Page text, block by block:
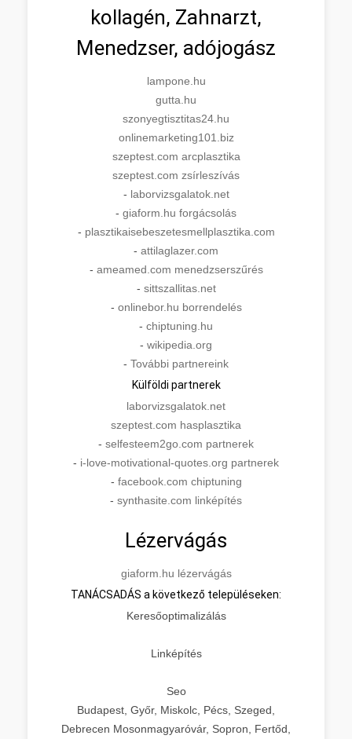
kollagén, Zahnarzt,
Menedzser, adójogász
lampone.hu
gutta.hu
szonyegtisztitas24.hu
onlinemarketing101.biz
szeptest.com arcplasztika
szeptest.com zsírleszívás
- laborvizsgalatok.net
- giaform.hu forgácsolás
- plasztikaisebeszetesmellplasztika.com
- attilaglazer.com
- ameamed.com menedzserszűrés
- sittszallitas.net
- onlinebor.hu borrendelés
- chiptuning.hu
- wikipedia.org
- További partnereink
Külföldi partnerek
laborvizsgalatok.net
szeptest.com hasplasztika
- selfesteem2go.com partnerek
- i-love-motivational-quotes.org partnerek
- facebook.com chiptuning
- synthasite.com linképítés
Lézervágás
giaform.hu lézervágás
TANÁCSADÁS a következő településeken:
Keresőoptimalizálás
Linképítés
Seo
Budapest, Győr, Miskolc, Pécs, Szeged,
Debrecen Mosonmagyaróvár, Sopron, Fertőd,